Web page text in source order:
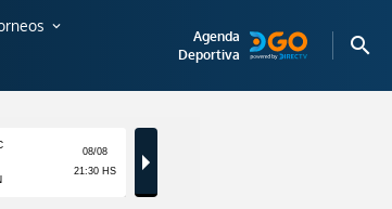
expand_more
Agenda
Deportiva
search